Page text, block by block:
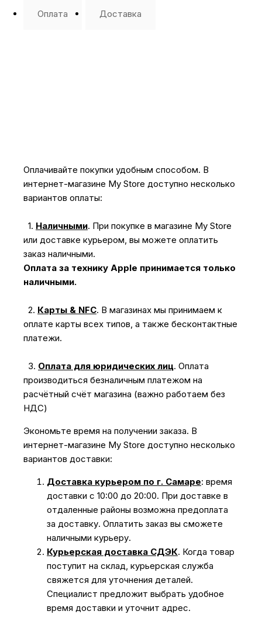
Оплата Доставка
Оплачивайте покупки удобным способом. В
интернет-магазине My Store доступно несколько
вариантов оплаты:
1. Наличными. При покупке в магазине My Store
или доставке курьером, вы можете оплатить
заказ наличными.
Оплата за технику Apple принимается только
наличными.
2. Карты & NFC. В магазинах мы принимаем к
оплате карты всех типов, а также бесконтактные
платежи.
3. Оплата для юридических лиц. Оплата
производиться безналичным платежом на
расчётный счёт магазина (важно работаем без
НДС)
Экономьте время на получении заказа. В
интернет-магазине My Store доступно несколько
вариантов доставки:
Доставка курьером по г. Самаре: время
доставки с 10:00 до 20:00. При доставке в
отдаленные районы возможна предоплата
за доставку. Оплатить заказ вы сможете
наличными курьеру.
Курьерская доставка СДЭК. Когда товар
поступит на склад, курьерская служба
свяжется для уточнения деталей.
Специалист предложит выбрать удобное
время доставки и уточнит адрес.